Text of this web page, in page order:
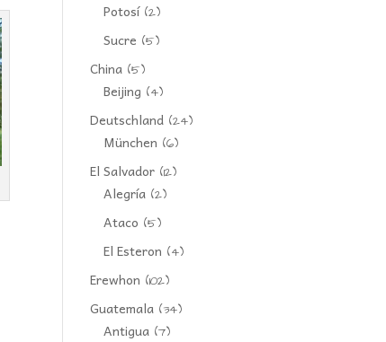
Potosí(2)
Sucre (5)
China (5)
Beijing (4)
Deutschland (24)
München (6)
El Salvador (12)
Alegría (2)
Ataco (5)
El Esteron (4)
Erewhon (102)
Guatemala (34)
Antigua (7)